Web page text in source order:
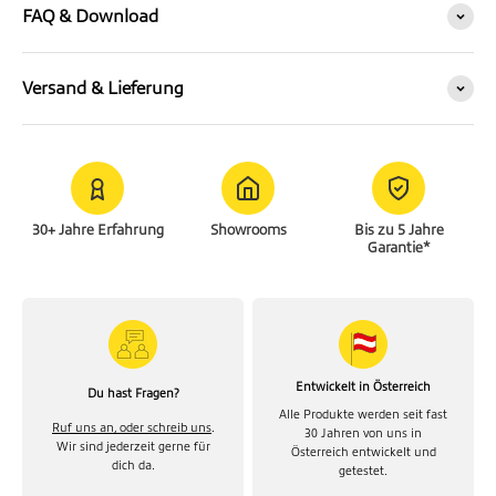
FAQ & Download
Versand & Lieferung
30+ Jahre Erfahrung Showrooms
Bis zu 5 Jahre
Garantie*
Du hast Fragen?
Ruf uns an, oder schreib uns.
Wir sind jederzeit gerne für
dich da.
Entwickelt in Österreich
Alle Produkte werden seit fast
30 Jahren von uns in
Österreich entwickelt und
getestet.